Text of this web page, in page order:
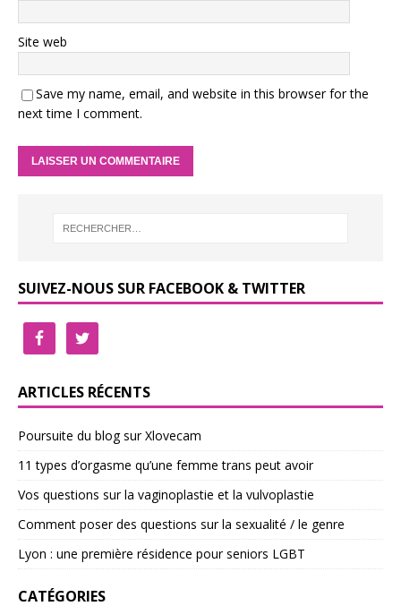
Site web
Save my name, email, and website in this browser for the
next time I comment.
SUIVEZ-NOUS SUR FACEBOOK & TWITTER
ARTICLES RÉCENTS
Poursuite du blog sur Xlovecam
11 types d’orgasme qu’une femme trans peut avoir
Vos questions sur la vaginoplastie et la vulvoplastie
Comment poser des questions sur la sexualité / le genre
Lyon : une première résidence pour seniors LGBT
CATÉGORIES